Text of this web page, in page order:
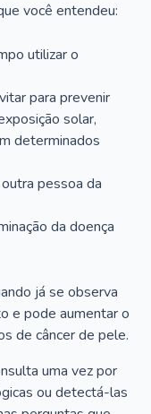
você entendeu:
utilizar o
para prevenir
solar,
determinados
pessoa da
da doença
já se observa
e pode aumentar o
de câncer de pele.
uma vez por
ou detectá-las